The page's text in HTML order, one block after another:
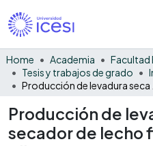
Home Academia
Tesis y trabajos de grado
Producción de
secador de lecho